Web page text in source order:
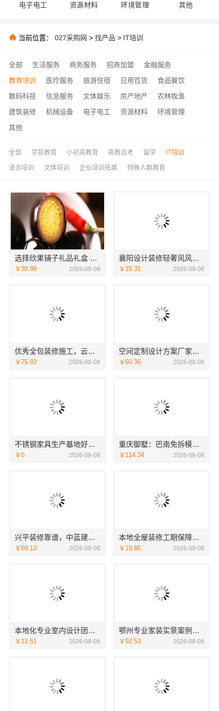
电子电工 资源材料 环境管理 其他
当前位置： 027采购网 > 找产品 > IT培训
全部 生活服务 商务服务 招商加盟
金融服务
教育培训
医疗服务 旅游住宿 日用百货
食品餐饮
数码科技
信息服务 文体娱乐 房产地产
农林牧渔
建筑装修
机械设备 电子电工 资源材料
环境管理
其他
全部 学前教育 小初高教育 高教自考 留学 IT培训
语言培训 文体培训 企业培训拓展 特殊人群教育
选择欣果铺子礼品礼盒 经营灵活多重收益
￥30.99 2026-08-08
襄阳设计装修轻奢风风格选湖北百年米莱空间美学装饰材料有限公司
￥19.31 2026-08-08
优秀全包装修施工，云南至高新型建材有限公司标准化团队全程管控
￥75.02 2026-08-08
空间定制设计方案厂家江西圣匠新型环保材料有限公司
￥60.36 2026-08-08
不锈钢家具生产基地好不好？东钢科技兴化基地探厂
￥0 2026-08-08
重庆御墅：巴南免拆模板预算
￥114.34 2026-08-08
兴平装修靠谱，中蓝建投（北京）建设有限公司武功分公司口碑佳
￥89.12 2026-08-08
本地全屋装修工期保障大平层服务浙江臻美新型建材有限公司
￥19.86 2026-08-08
本地化专业室内设计团队省心，嘉兴绿色之家建材科技全程托管
￥12.51 2026-08-08
鄂州专业家装实景案例，湖北百年米莱空间美学装饰材料有限公司
￥92.53 2026-08-08